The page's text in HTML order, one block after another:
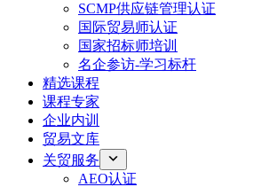
SCMP供应链管理认证
国际贸易师认证
国家招标师培训
名企参访-学习标杆
精选课程
课程专家
企业内训
贸易文库
关贸服务
AEO认证